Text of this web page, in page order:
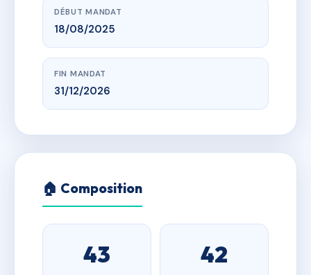
DÉBUT MANDAT
18/08/2025
FIN MANDAT
31/12/2026
🏠 Composition
43 42